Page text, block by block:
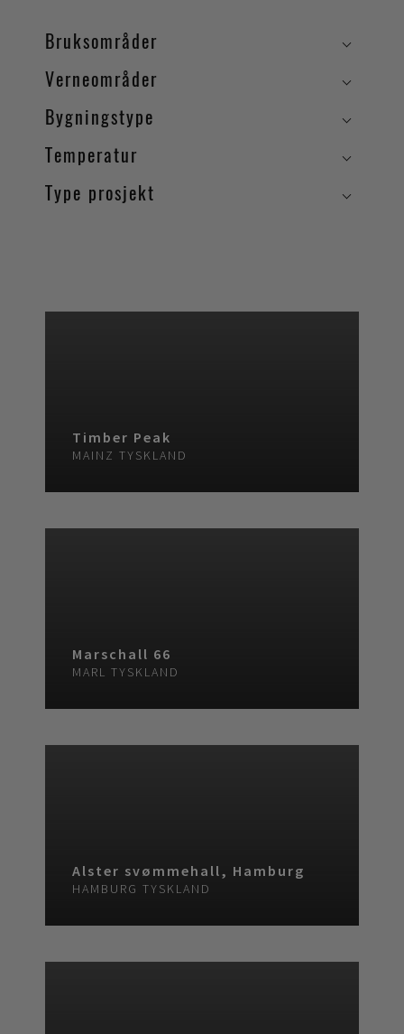
Bruksområder
Verneområder
Bygningstype
Temperatur
Type prosjekt
Timber Peak
MAINZ TYSKLAND
Marschall 66
MARL TYSKLAND
Alster svømmehall, Hamburg
HAMBURG TYSKLAND